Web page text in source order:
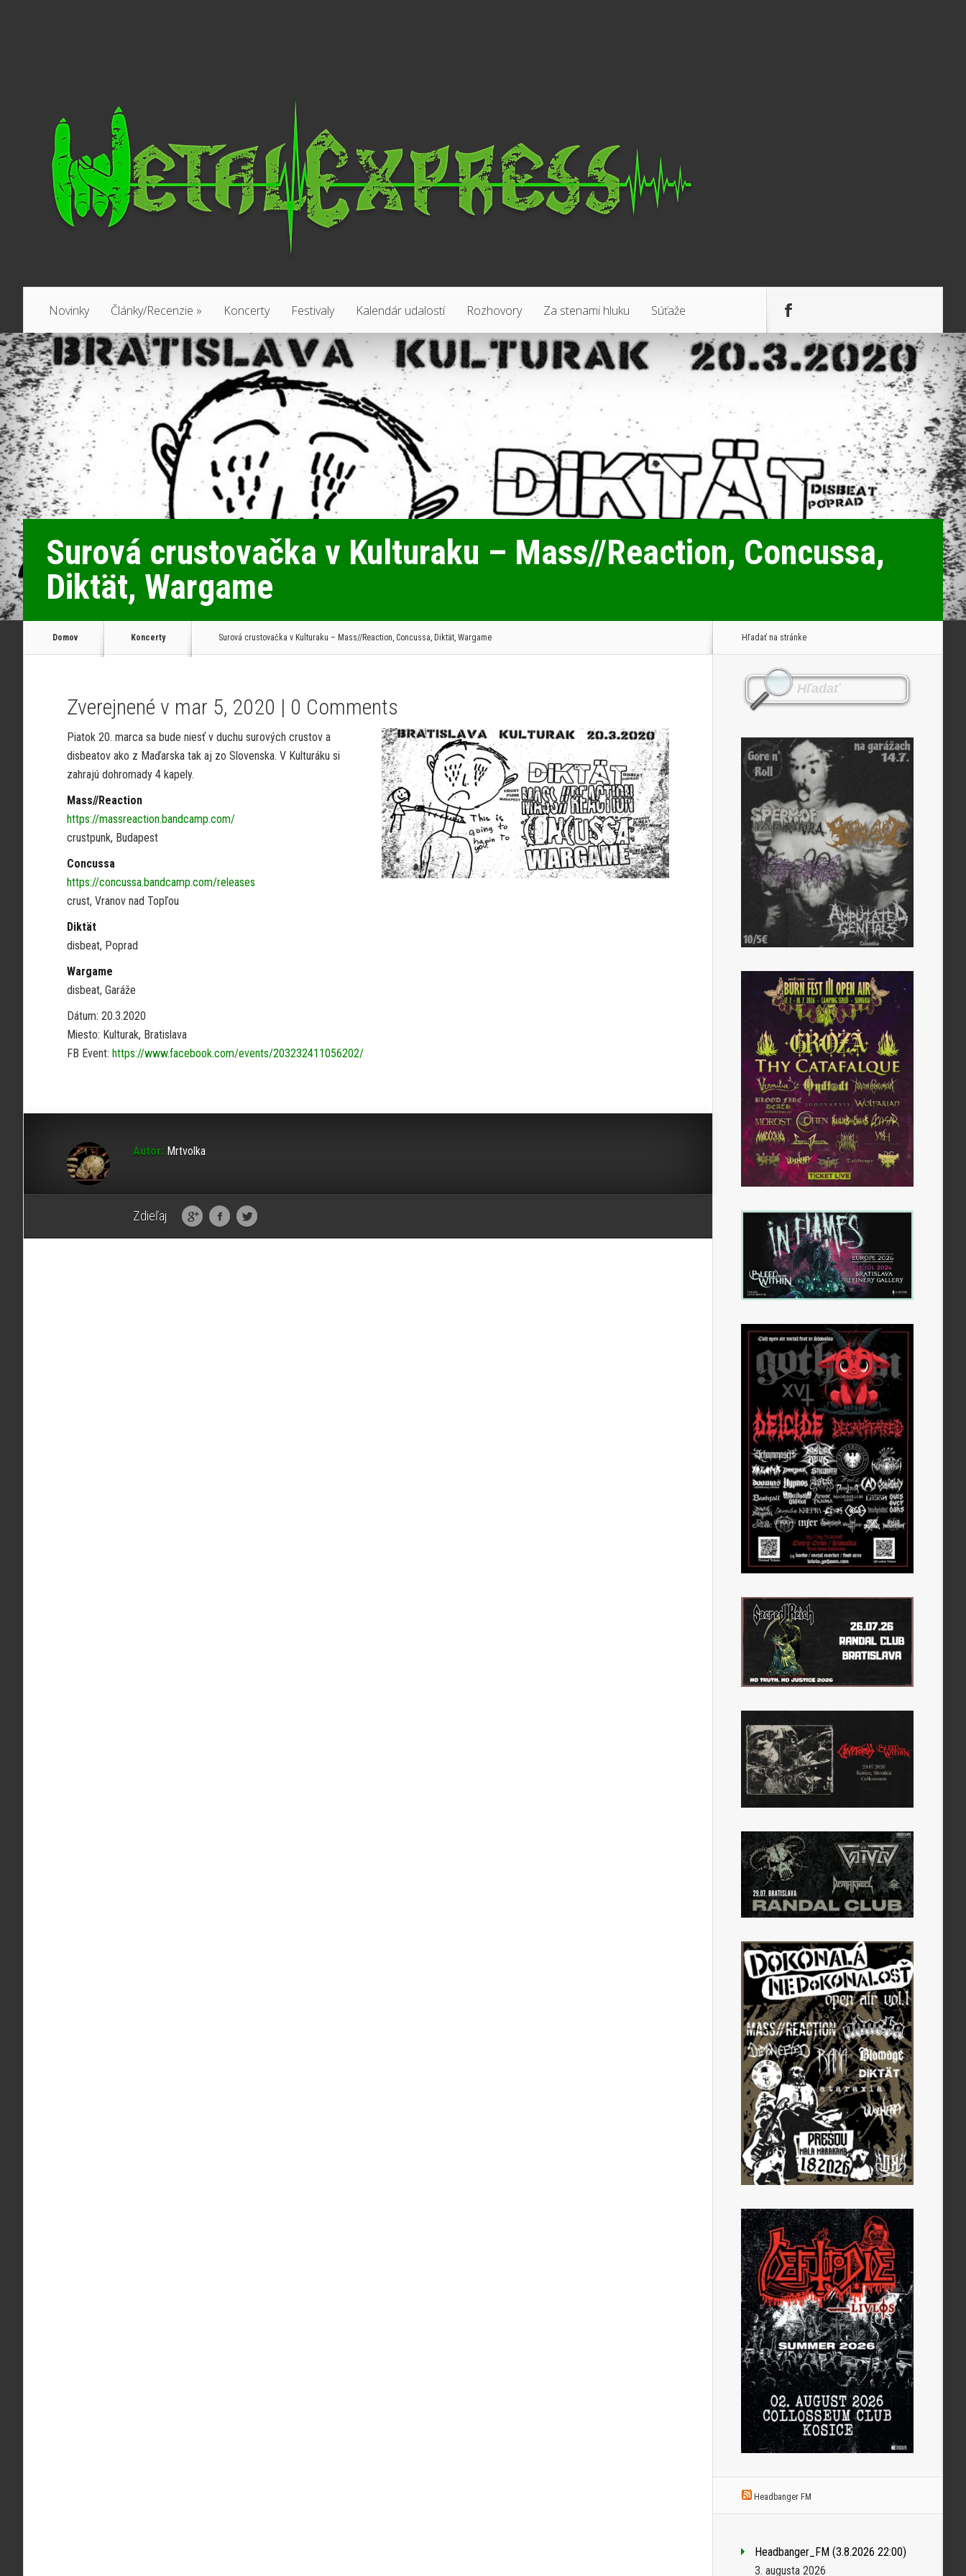
Novinky Články/Recenzie » Koncerty Festivaly Kalendár udalostí Rozhovory Za stenami hluku Súťaže
Surová crustovačka v Kulturaku – Mass//Reaction, Concussa,
Diktät, Wargame
Domov Koncerty Surová crustovačka v Kulturaku – Mass//Reaction, Concussa, Diktät, Wargame
Zverejnené v mar 5, 2020 | 0 Comments
Piatok 20. marca sa bude niesť v duchu surových crustov a
disbeatov ako z Maďarska tak aj zo Slovenska. V Kulturáku si
zahrajú dohromady 4 kapely.
Mass//Reaction
https://massreaction.bandcamp.com/
crustpunk, Budapest
Concussa
https://concussa.bandcamp.com/releases
crust, Vranov nad Topľou
Diktät
disbeat, Poprad
Wargame
disbeat, Garáže
Dátum: 20.3.2020
Miesto: Kulturak, Bratislava
FB Event: https://www.facebook.com/events/203232411056202/
Autor: Mrtvolka
Zdieľaj
Hľadať na stránke
Headbanger FM
Headbanger_FM (3.8.2026 22:00)
3. augusta 2026